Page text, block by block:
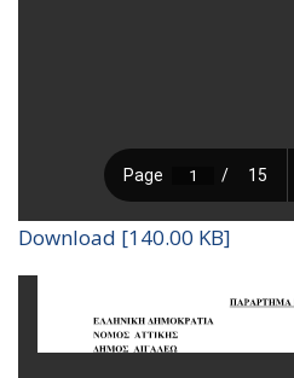
Download [140.00 KB]